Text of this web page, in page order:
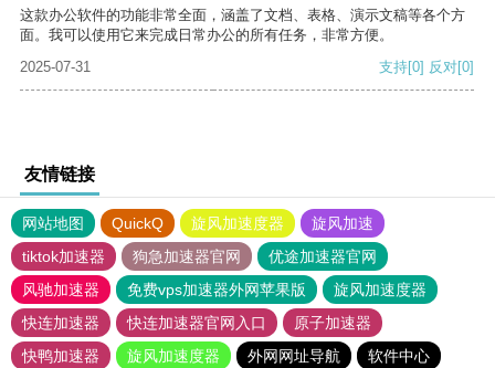
这款办公软件的功能非常全面，涵盖了文档、表格、演示文稿等各个方
面。我可以使用它来完成日常办公的所有任务，非常方便。
2025-07-31
支持[0] 反对[0]
友情链接
网站地图 QuickQ 旋风加速度器
旋风加速
tiktok加速器
狗急加速器官网
优途加速器官网
风驰加速器
免费vps加速器外网苹果版
旋风加速度器
快连加速器
快连加速器官网入口
原子加速器
快鸭加速器
旋风加速度器 外网网址导航
软件中心